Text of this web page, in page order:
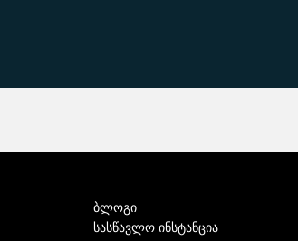
ბლოგი
სასწავლო ინსტანცია